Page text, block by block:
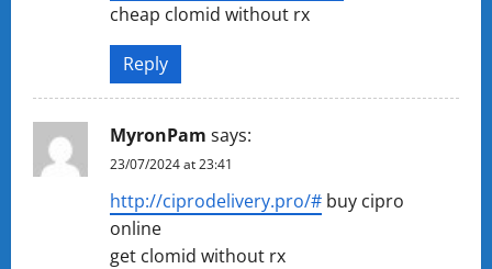
cheap clomid without rx
Reply
MyronPam says:
23/07/2024 at 23:41
http://ciprodelivery.pro/# buy cipro
online
get clomid without rx